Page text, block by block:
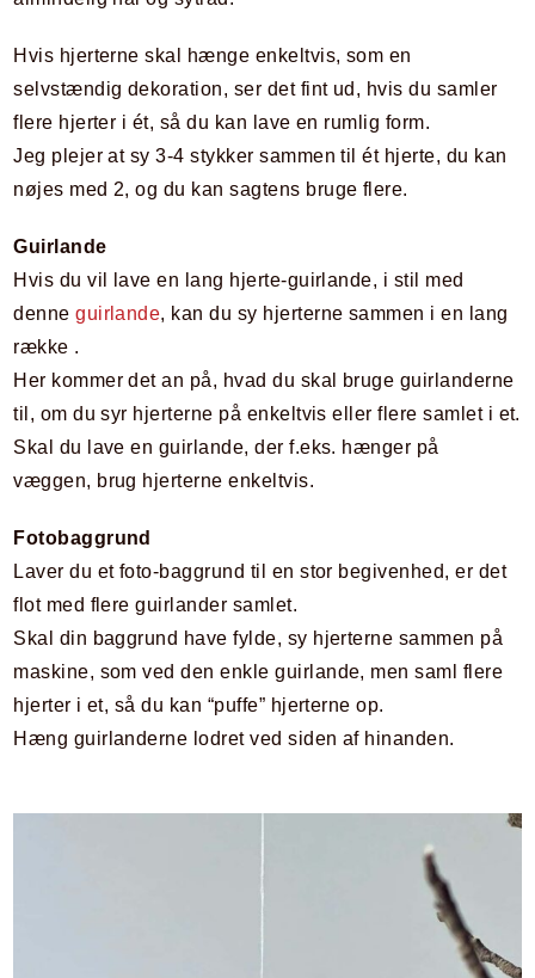
Hvis hjerterne skal hænge enkeltvis, som en
selvstændig dekoration, ser det fint ud, hvis du samler
flere hjerter i ét, så du kan lave en rumlig form.
Jeg plejer at sy 3-4 stykker sammen til ét hjerte, du kan
nøjes med 2, og du kan sagtens bruge flere.
Guirlande
Hvis du vil lave en lang hjerte-guirlande, i stil med
denneguirlande, kan du sy hjerterne sammen i en lang
række .
Her kommer det an på, hvad du skal bruge guirlanderne
til, om du syr hjerterne på enkeltvis eller flere samlet i et.
Skal du lave en guirlande, der f.eks. hænger på
væggen, brug hjerterne enkeltvis.
Fotobaggrund
Laver du et foto-baggrund til en stor begivenhed, er det
flot med flere guirlander samlet.
Skal din baggrund have fylde, sy hjerterne sammen på
maskine, som ved den enkle guirlande, men saml flere
hjerter i et, så du kan “puffe” hjerterne op.
Hæng guirlanderne lodret ved siden af hinanden.